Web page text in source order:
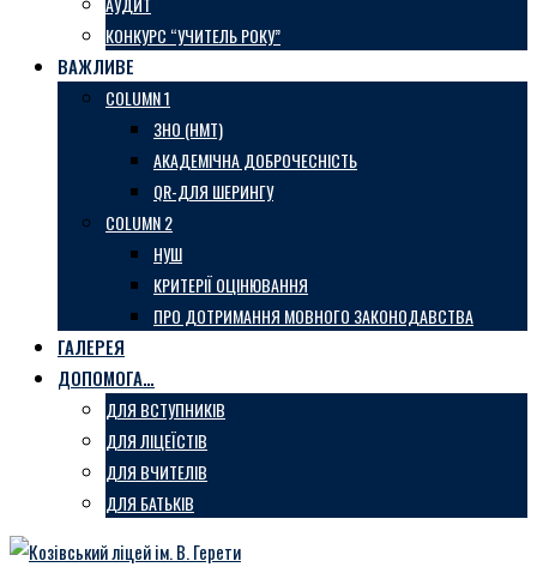
КОНКУРС “УЧИТЕЛЬ РОКУ”
ВАЖЛИВЕ
COLUMN 1
ЗНО (НМТ)
АКАДЕМІЧНА ДОБРОЧЕСНІСТЬ
QR-ДЛЯ ШЕРИНГУ
COLUMN 2
НУШ
КРИТЕРІЇ ОЦІНЮВАННЯ
ПРО ДОТРИМАННЯ МОВНОГО ЗАКОНОДАВСТВА
ГАЛЕРЕЯ
ДОПОМОГА…
ДЛЯ ВСТУПНИКІВ
ДЛЯ ЛІЦЕЇСТІВ
ДЛЯ ВЧИТЕЛІВ
ДЛЯ БАТЬКІВ